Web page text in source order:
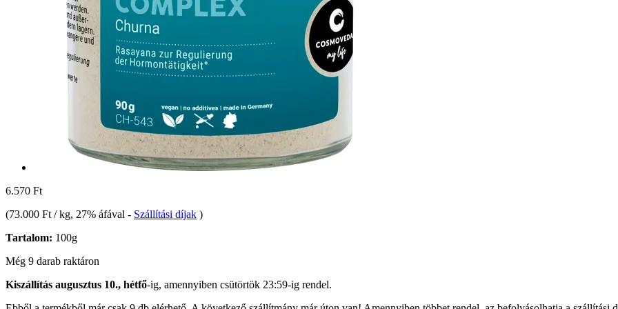
6.570 Ft
(73.000 Ft / kg, 27% áfával - Szállítási díjak )
Tartalom: 100g
Még 9 darab raktáron
Kiszállítás augusztus 10., hétfő-ig, amennyiben csütörtök 23:59-ig rendel.